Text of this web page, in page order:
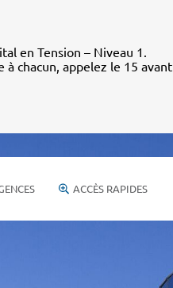
en Tension – Niveau 1.
chacun, appelez le 15 avant
ACCÈS RAPIDES